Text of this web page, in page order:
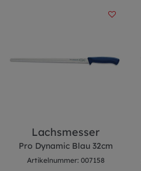
Lachsmesser
Pro Dynamic Blau 32cm
Artikelnummer: 007158